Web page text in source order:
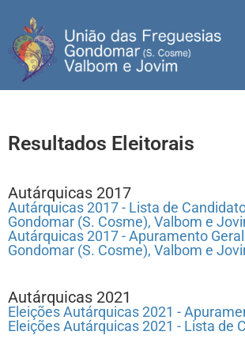
Resultados Eleitorais
Autárquicas 2017
Autárquicas 2017 - Lista de
Gondomar (S. Cosme), Valbom e
Autárquicas 2017 - Apuramento Geral
Gondomar (S. Cosme), Valbom e
Autárquicas 2021
Eleições Autárquicas 2021 -
Eleições Autárquicas 2021 - Lista de